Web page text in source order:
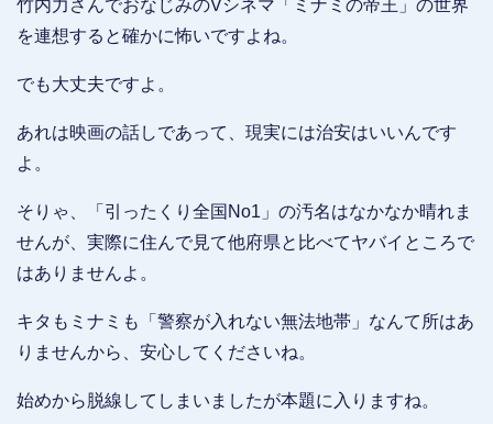
竹内力さんでおなじみのVシネマ「ミナミの帝王」の世界
を連想すると確かに怖いですよね。
でも大丈夫ですよ。
あれは映画の話しであって、現実には治安はいいんです
よ。
そりゃ、「引ったくり全国No1」の汚名はなかなか晴れま
せんが、実際に住んで見て他府県と比べてヤバイところで
はありませんよ。
キタもミナミも「警察が入れない無法地帯」なんて所はあ
りませんから、安心してくださいね。
始めから脱線してしまいましたが本題に入りますね。